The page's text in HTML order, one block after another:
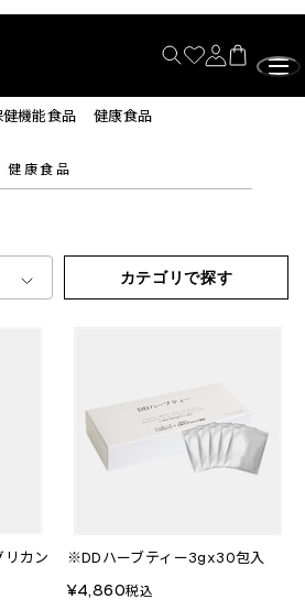
健機能食品 健康食品
健康食品
カテゴリで探す
カン
※DDハーブティー3gx30包入
¥4,860税込